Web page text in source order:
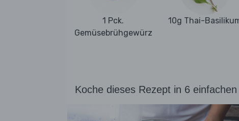
1 Pck.
Gemüsebrühgewürz
10g Thai-
Koche dieses Rezept in 6